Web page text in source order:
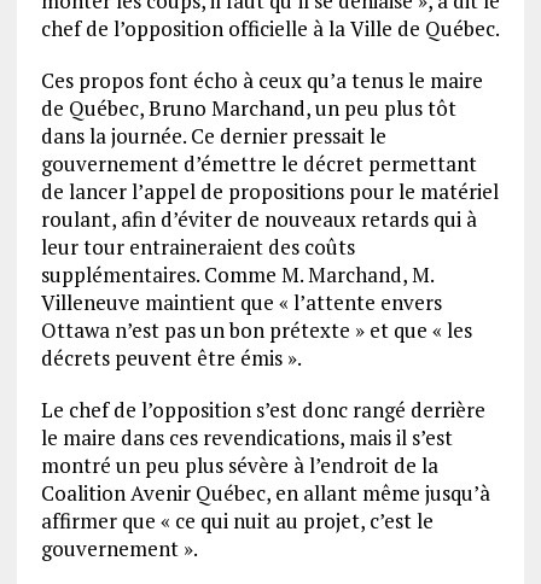
chef de l’opposition officielle à la Ville de Québec.
Ces propos font écho à ceux qu’a tenus le maire
de Québec, Bruno Marchand, un peu plus tôt
dans la journée. Ce dernier pressait le
gouvernement d’émettre le décret permettant
de lancer l’appel de propositions pour le matériel
roulant, afin d’éviter de nouveaux retards qui à
leur tour entraineraient des coûts
supplémentaires. Comme M. Marchand, M.
Villeneuve maintient que « l’attente envers
Ottawa n’est pas un bon prétexte » et que « les
décrets peuvent être émis ».
Le chef de l’opposition s’est donc rangé derrière
le maire dans ces revendications, mais il s’est
montré un peu plus sévère à l’endroit de la
Coalition Avenir Québec, en allant même jusqu’à
affirmer que « ce qui nuit au projet, c’est le
gouvernement ».